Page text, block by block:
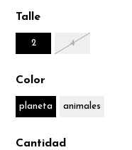
Talle
2 4
Color
planeta animales
Cantidad